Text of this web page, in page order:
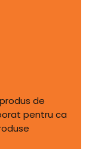
de
pentru ca